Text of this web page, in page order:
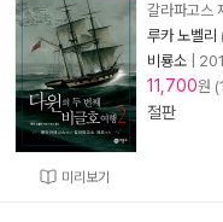
미리보기
갈라파고스
루카 노벨리
비룡소
11,700원
절판